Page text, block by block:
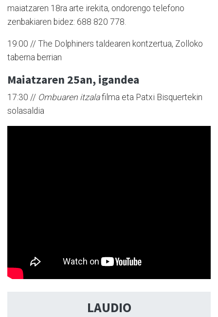
maiatzaren 18ra arte irekita, ondorengo telefono
zenbakiaren bidez: 688 820 778.
19:00 // The Dolphiners taldearen kontzertua, Zolloko
taberna berrian
Maiatzaren 25an, igandea
17:30 // Ombuaren itzalafilma eta Patxi Bisquertekin
solasaldia
LAUDIO